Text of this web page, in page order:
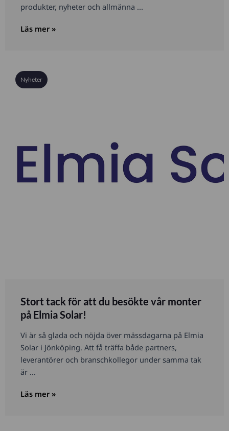
produkter, nyheter och allmänna ...
Läs mer »
Nyheter
Stort tack för att du besökte vår monter
på Elmia Solar!
Vi är så glada och nöjda över mässdagarna på Elmia
Solar i Jönköping. Att få träffa både partners,
leverantörer och branschkollegor under samma tak
är ...
Läs mer »